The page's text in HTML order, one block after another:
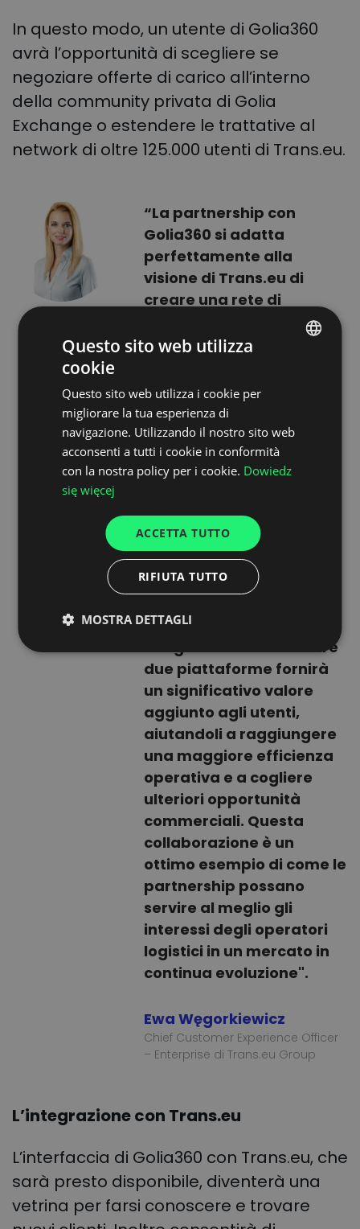
In questo modo, un utente di Golia360
avrà l’opportunità di scegliere se
negoziare offerte di carico all’interno
della community privata di Golia
Exchange o estendere le trattative al
network di oltre 125.000 utenti di Trans.eu.
“La partnership con
Golia360 si adatta
perfettamente alla
visione di Trans.eu di
creare una rete di
trasporto interconnessa
che dia potere a tutte le
nell'ecosistema logistico.
La nostra end-to-end
carrier connectivity
platform offrirà un facile
accesso a una più ampia
trasporto in Italia e in
tutta Europa, mentre
semplificherà la
comunicazione e le
spedizionieri. La perfetta
integrazione tra le nostre
due piattaforme fornirà
un significativo valore
aggiunto agli utenti,
aiutandoli a raggiungere
una maggiore efficienza
operativa e a cogliere
ulteriori opportunità
commerciali. Questa
collaborazione è un
ottimo esempio di come le
partnership possano
servire al meglio gli
interessi degli operatori
logistici in un mercato in
continua evoluzione".
Ewa Węgorkiewicz
Chief Customer Experience Officer
– Enterprise di Trans.eu Group
L’integrazione con Trans.eu
L’interfaccia di Golia360 con Trans.eu, che
sarà presto disponibile, diventerà una
vetrina per farsi conoscere e trovare
GERMAN
UKRAINIAN
SPANISH
Questo sito web utilizza
cookie
Questo sito web utilizza i cookie per
migliorare la tua esperienza di
navigazione. Utilizzando il nostro sito web
acconsenti a tutti i cookie in conformità
con la nostra policy per i cookie. Dowiedz
się więcej
ACCETTA TUTTO
RIFIUTA TUTTO
MOSTRA DETTAGLI